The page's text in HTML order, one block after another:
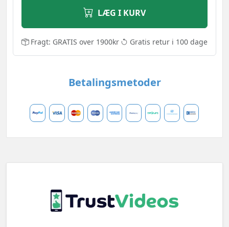
LÆG I KURV
Fragt: GRATIS over 1900kr Gratis retur i 100 dage
Betalingsmetoder